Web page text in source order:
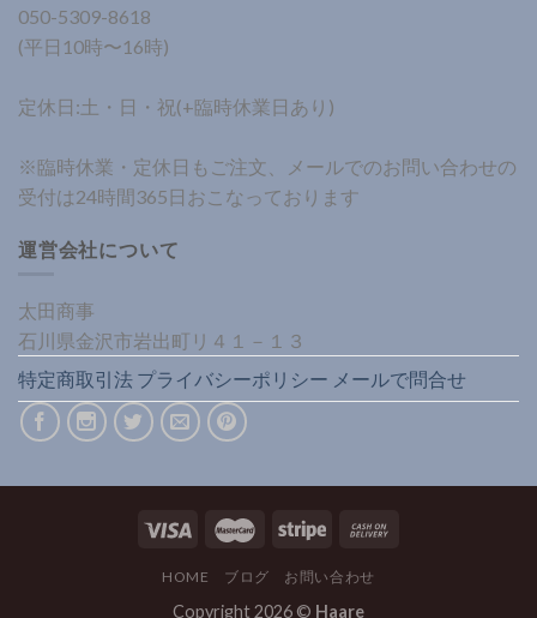
050-5309-8618
(平日10時〜16時)
定休日:土・日・祝(+臨時休業日あり)
※臨時休業・定休日もご注文、メールでのお問い合わせの
受付は24時間365日おこなっております
運営会社について
太田商事
石川県金沢市岩出町リ４１－１３
特定商取引法 プライバシーポリシー メールで問合せ
HOME ブログ お問い合わせ
Copyright 2026 © Haare